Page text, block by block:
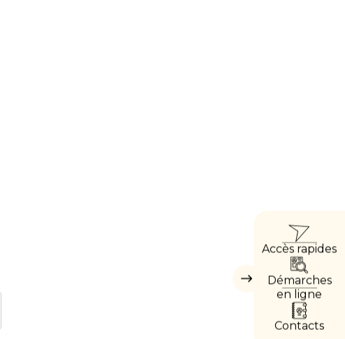
Masquer
Accès rapides
Démarches
en ligne
Contacts